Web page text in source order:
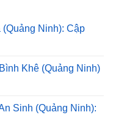
(Quảng Ninh): Cập
Khê (Quảng Ninh)
Sinh (Quảng Ninh):